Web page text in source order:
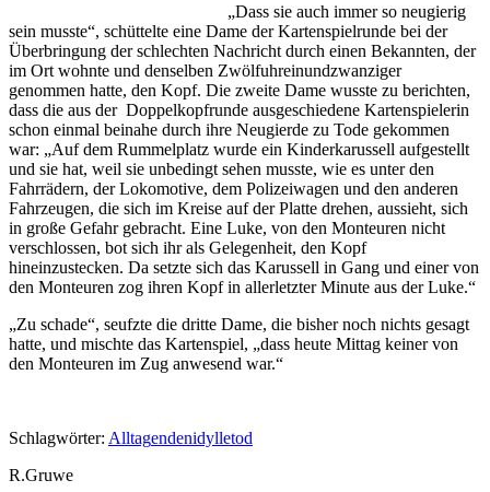
„Dass sie auch immer so neugierig
sein musste“, schüttelte eine Dame der Kartenspielrunde bei der
Überbringung der schlechten Nachricht durch einen Bekannten, der
im Ort wohnte und denselben Zwölfuhreinundzwanziger
genommen hatte, den Kopf. Die zweite Dame wusste zu berichten,
dass die aus der Doppelkopfrunde ausgeschiedene Kartenspielerin
schon einmal beinahe durch ihre Neugierde zu Tode gekommen
war: „Auf dem Rummelplatz wurde ein Kinderkarussell aufgestellt
und sie hat, weil sie unbedingt sehen musste, wie es unter den
Fahrrädern, der Lokomotive, dem Polizeiwagen und den anderen
Fahrzeugen, die sich im Kreise auf der Platte drehen, aussieht, sich
in große Gefahr gebracht. Eine Luke, von den Monteuren nicht
verschlossen, bot sich ihr als Gelegenheit, den Kopf
hineinzustecken. Da setzte sich das Karussell in Gang und einer von
den Monteuren zog ihren Kopf in allerletzter Minute aus der Luke.“
„Zu schade“, seufzte die dritte Dame, die bisher noch nichts gesagt
hatte, und mischte das Kartenspiel, „dass heute Mittag keiner von
den Monteuren im Zug anwesend war.“
Schlagwörter: Alltagendenidylletod
R.Gruwe